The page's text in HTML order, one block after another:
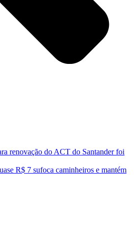
renovação do ACT do Santander foi
R$ 7 sufoca caminheiros e mantém